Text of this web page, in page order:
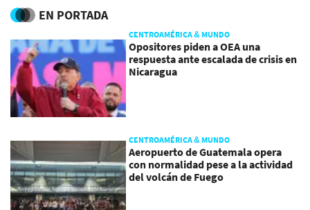
EN PORTADA
CENTROAMÉRICA & MUNDO
Opositores piden a OEA una
respuesta ante escalada de crisis en
Nicaragua
CENTROAMÉRICA & MUNDO
Aeropuerto de Guatemala opera
con normalidad pese a la actividad
del volcán de Fuego